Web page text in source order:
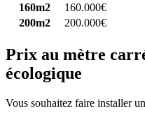
160m2
160.000€
200m2
200.000€
Prix au mètre
écologique
Vous souhaitez faire installer